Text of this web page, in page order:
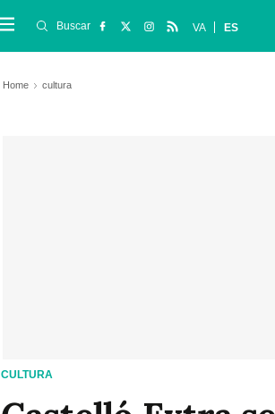
Buscar VA ES
Home cultura
CULTURA